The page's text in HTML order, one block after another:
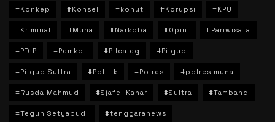
#Konkep #Konsel #konut #Korupsi #KPU
#Kriminal #Muna #Narkoba #Opini #Pariwisata
#PDIP #Pemkot #Pilcaleg #Pilgub
#Pilgub Sultra #Politik #Polres #polres muna
#Rusda Mahmud #Sjafei Kahar #Sultra #Tambang
#Teguh Setyabudi #tenggaranews